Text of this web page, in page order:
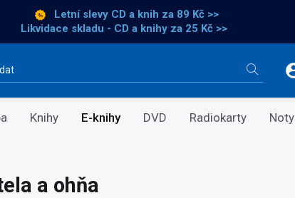
Letní slevy CD a knih za 89 Kč >>
Likvidace skladu - CD a knihy za 25 Kč >>
Knihy E-knihy DVD Radiokarty Noty
a ohňa